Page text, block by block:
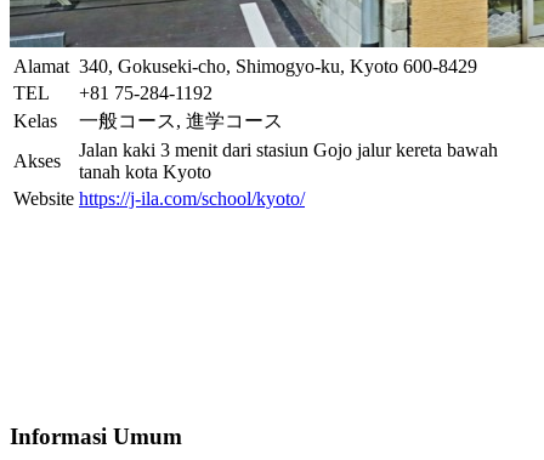
Alamat 340, Gokuseki-cho, Shimogyo-ku, Kyoto 600-8429
TEL
+81 75-284-1192
Kelas
一般コース, 進学コース
Akses
Jalan kaki 3 menit dari stasiun Gojo jalur kereta bawah
tanah kota Kyoto
Website https://j-ila.com/school/kyoto/
Informasi Umum